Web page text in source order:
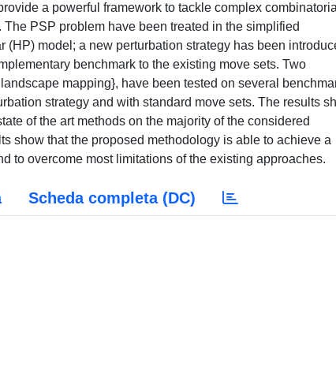
a powerful framework to tackle complex combinatorial
PSP problem have been treated in the simplified
model; a new perturbation strategy has been
benchmark to the existing move sets. Two
mapping}, have been tested on several
strategy and with standard move sets. The results
of the art methods on the majority of the considered
show that the proposed methodology is able to achieve a
to overcome most limitations of the existing approaches.
Scheda completa (DC)